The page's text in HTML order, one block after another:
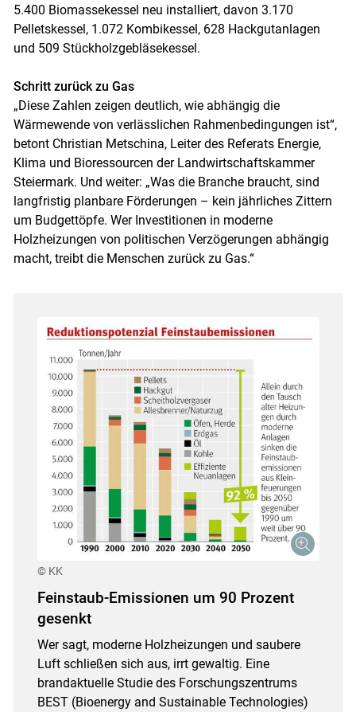
5.400 Biomassekessel neu installiert, davon 3.170
Pelletskessel, 1.072 Kombikessel, 628 Hackgutanlagen
und 509 Stückholzgebläsekessel.
Schritt zurück zu Gas
„Diese Zahlen zeigen deutlich, wie abhängig die
Wärmewende von verlässlichen Rahmenbedingungen ist“,
betont Christian Metschina, Leiter des Referats Energie,
Klima und Bioressourcen der Landwirtschaftskammer
Steiermark. Und weiter: „Was die Branche braucht, sind
langfristig planbare Förderungen – kein jährliches Zittern
um Budgettöpfe. Wer Investitionen in moderne
Holzheizungen von politischen Verzögerungen abhängig
macht, treibt die Menschen zurück zu Gas.“
© KK
Feinstaub-Emissionen um 90 Prozent
gesenkt
Wer sagt, moderne Holzheizungen und saubere
Luft schließen sich aus, irrt gewaltig. Eine
brandaktuelle Studie des Forschungszentrums
BEST (Bioenergy and Sustainable Technologies)